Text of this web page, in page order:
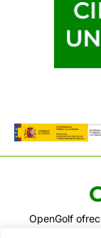
OpenGolf